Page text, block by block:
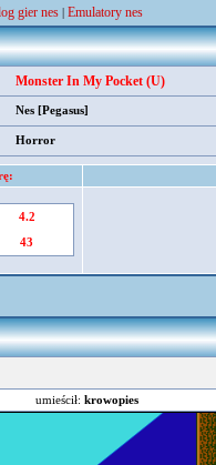
gier nes | Emulatory nes
Monster In My Pocket (U)
Nes [Pegasus]
Horror
4.2
43
umieścił: krowopies